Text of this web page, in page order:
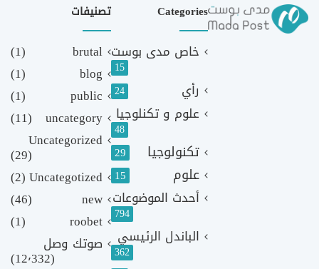
Categories
خاص مدى بوست
15
رأي 24
علوم و تكنلوجيا
48
تكنولوجيا 29
علوم 15
أحدث الموضوعات
794
الباندل الرئيسي
362
تصنيفات
brutal
(1)
blog
(1)
public
(1)
uncategory
(11)
Uncategorized
(29)
Uncategotized
(2)
new
(46)
roobet
(1)
صوتك وصل
(12٬332)